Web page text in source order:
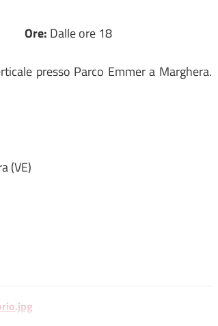
Ore: Dalle ore 18
presso Parco Emmer a Marghera.
(VE)